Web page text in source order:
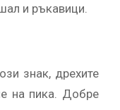
и ръкавици.
знак, дрехите
на пика. Добре